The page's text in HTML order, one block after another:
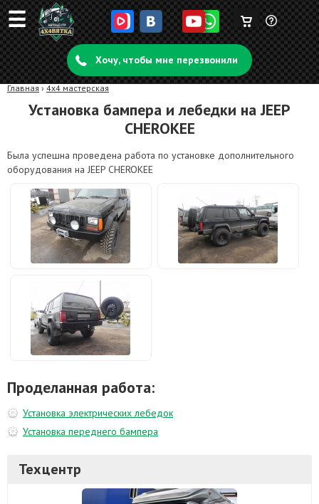
☰ Задать
вопрос
Корзина
пуста
Хочу, чтобы мне перезвонили
Главная › 4x4 мастерская
Установка бампера и лебедки на JEEP
CHEROKEE
Была успешна проведена работа по установке дополнительного
оборудования на JEEP CHEROKEE
Проделанная работа:
Установка электрических лебедок
Установка переднего бампера
Техцентр